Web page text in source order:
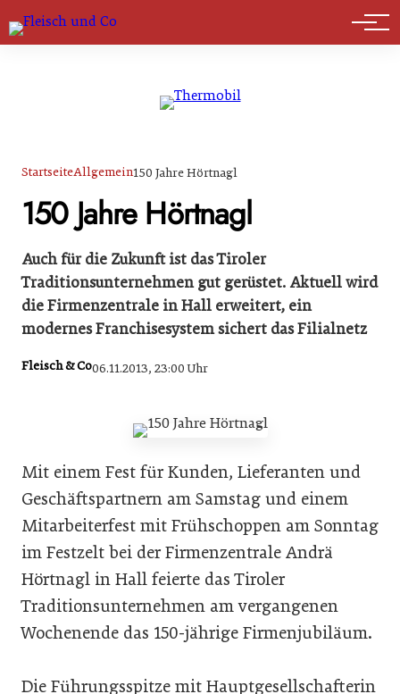
Marktführer
StartseiteAllgemein150 Jahre Hörtnagl
150 Jahre Hörtnagl
Auch für die Zukunft ist das Tiroler
Traditionsunter­nehmen gut gerüstet. Aktuell wird
die Firmenzentrale in Hall erweitert, ein
modernes Franchisesystem sichert das Filialnetz
Fleisch & Co06.11.2013, 23:00 Uhr
Mit einem Fest für Kunden, Lieferanten und
Geschäftspartnern am Samstag und einem
Mitarbeiterfest mit Frühschoppen am Sonntag
im Festzelt bei der Firmenzentrale Andrä
Hörtnagl in Hall feierte das Tiroler
Traditionsunternehmen am vergangenen
Wochenende das 150-jährige Firmenjubiläum.
Die Führungsspitze mit Hauptgesellschafterin